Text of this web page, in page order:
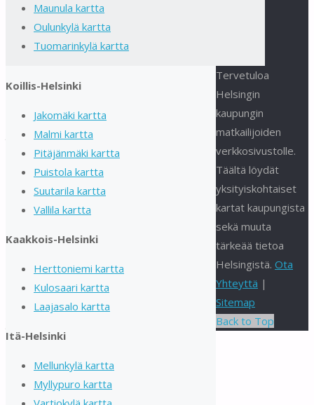
Lauttasaaren
Lehtisaaren
läheisyydessä.
Alue
tunnetaan
arvokkaista
asuinrakennuksistaan,
kansainvälisistä
kouluista
rauhallisesta
ympäristöstään.
Kuusisaari
Maunula kartta
Oulunkylä kartta
Tuomarinkylä kartta
Koillis-Helsinki
Jakomäki kartta
Malmi kartta
Pitäjänmäki kartta
Puistola kartta
Suutarila kartta
Vallila kartta
Kaakkois-Helsinki
Herttoniemi kartta
Kulosaari kartta
Laajasalo kartta
Itä-Helsinki
Mellunkylä kartta
Myllypuro kartta
Tervetuloa
Helsingin
kaupungin
matkailijoiden
verkkosivustolle.
Täältä löydät
yksityiskohtaiset
kartat kaupungista
sekä muuta
tärkeää tietoa
Helsingistä. Ota
Yhteyttä |
Sitemap
Back to Top